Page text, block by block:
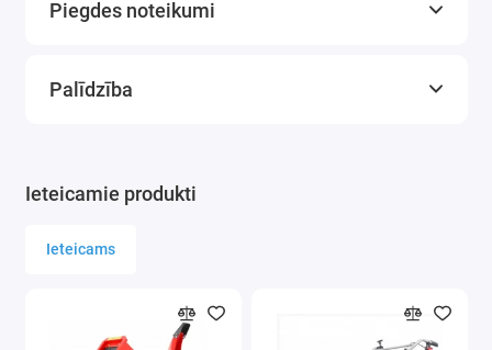
Piegdes noteikumi
Palīdzība
Ieteicamie produkti
Ieteicams